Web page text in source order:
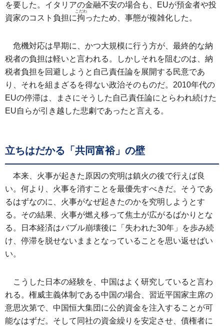
を要した。イタリアの金融不安の場合も、EUが預金者や投
資家のコスト負担に拘
こだわ
ったため、事態が複雑化した。
危機対応は早期に、かつ大規模に行う方が、最終的な納
税者の負担は軽いと言われる。しかしそれを阻むのは、納
税者負担を回避しようと自己責任論を展開する民意であ
り、それを組まざるを得ない政治そのものだ。2010年代の
EUの停滞は、まさにそうした自己責任論にとらわれ続けた
EU自らが引き越した悲劇であったと言える。
立ちはだかる「共同富裕」の壁
本来、火事が起きた原因の究明は鎮火の後で行えば良
い。何より、火事を消すことを最優先すべきだ。そうであ
るはずなのに、火事がなぜ起きたのかを究明しようとす
る。その結果、火事が燃え移って焦土が広がるばかりとな
る。日本経済はバブル崩壊後に「失われた30年」を歩み続
け、停滞を脱せないままとなっていることを思い返せばい
い。
こうした日本の経験を、中国はよく研究していると言わ
れる。権威主義体制である中国の場合、習近平国家主席の
意思次第で、中国恒大集団に公的資金を注入することが可
能なはずだ。そして同社の資金繰りを安定させ、債権者に